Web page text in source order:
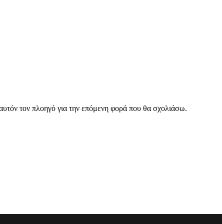
τον πλοηγό για την επόμενη φορά που θα σχολιάσω.